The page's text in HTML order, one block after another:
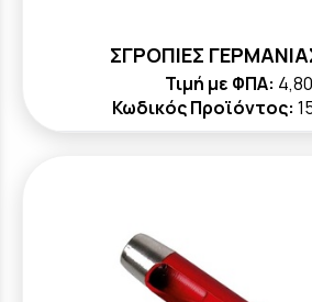
ΣΓΡΟΠΙΕΣ
Τιμή με ΦΠΑ:
Κωδικός Προϊόντος: